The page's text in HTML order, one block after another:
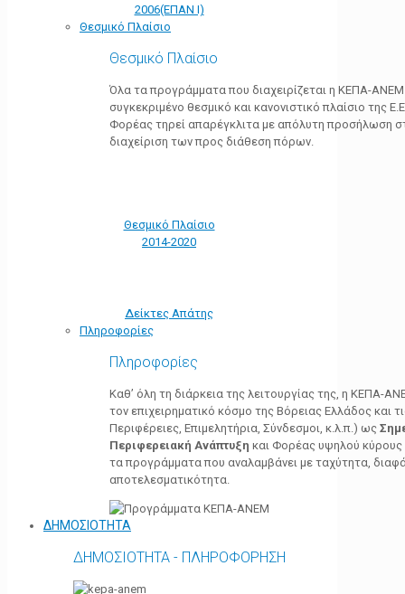
2006(ΕΠΑΝ Ι)
Θεσμικό Πλαίσιο
Θεσμικό Πλαίσιο
Όλα τα προγράμματα που διαχειρίζεται η ΚΕΠΑ-
συγκεκριμένο θεσμικό και κανονιστικό πλαίσιο της
Φορέας τηρεί απαρέγκλιτα με απόλυτη προσήλωση
διαχείριση των προς διάθεση πόρων.
Θεσμικό Πλαίσιο
2014-2020
Δείκτες Απάτης
Πληροφορίες
Πληροφορίες
Καθ’ όλη τη διάρκεια της λειτουργίας της, η ΚΕΠΑ-
τον επιχειρηματικό κόσμο της Βόρειας Ελλάδος και
Περιφέρειες, Επιμελητήρια, Σύνδεσμοι, κ.λ.π.) ως
Περιφερειακή Ανάπτυξη και Φορέας υψηλού κύρους
τα προγράμματα που αναλαμβάνει με ταχύτητα,
αποτελεσματικότητα.
ΔΗΜΟΣΙΟΤΗΤΑ
ΔΗΜΟΣΙΟΤΗΤΑ - ΠΛΗΡΟΦΟΡΗΣΗ